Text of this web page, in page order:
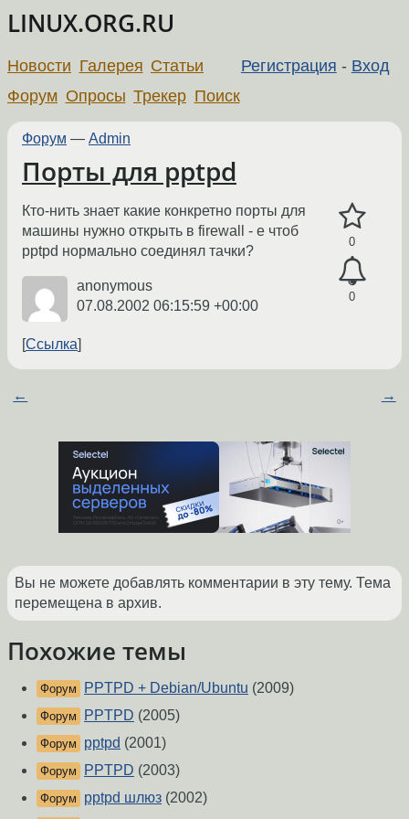
LINUX.ORG.RU
Регистрация - Вход
Новости Галерея Статьи
Форум Опросы Трекер Поиск
Форум — Admin
Порты для pptpd
0
0
Кто-нить знает какие конкретно порты для
машины нужно открыть в firewall - е чтоб
pptpd нормально соединял тачки?
anonymous
07.08.2002 06:15:59 +00:00
Ссылка
← →
Вы не можете добавлять комментарии в эту тему. Тема
перемещена в архив.
Похожие темы
Форум PPTPD + Debian/Ubuntu (2009)
Форум PPTPD (2005)
Форум pptpd (2001)
Форум PPTPD (2003)
Форум pptpd шлюз (2002)